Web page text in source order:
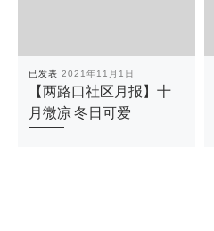
已发表 2021年11月1日
【两路口社区月报】十
月微凉 冬日可爱